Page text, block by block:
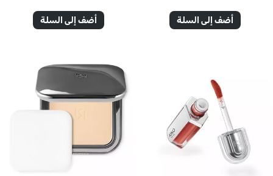
أضف إلى السلة أضف إلى السلة